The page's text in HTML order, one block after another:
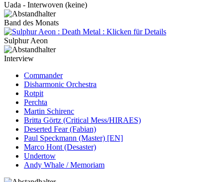
Uada - Interwoven (keine)
Band des Monats
Sulphur Aeon
Interview
Commander
Disharmonic Orchestra
Rotpit
Perchta
Martin Schirenc
Britta Görtz (Critical Mess/HIRAES)
Deserted Fear (Fabian)
Paul Speckmann (Master) [EN]
Marco Hont (Desaster)
Undertow
Andy Whale / Memoriam